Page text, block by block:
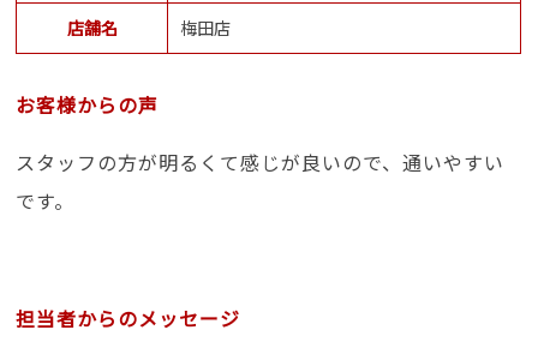
店舗名 梅田店
お客様からの声
スタッフの方が明るくて感じが良いので、通いやすい
です。
担当者からのメッセージ